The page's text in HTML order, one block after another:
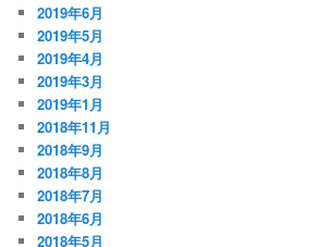
2019年6月
2019年5月
2019年4月
2019年3月
2019年1月
2018年11月
2018年9月
2018年8月
2018年7月
2018年6月
2018年5月